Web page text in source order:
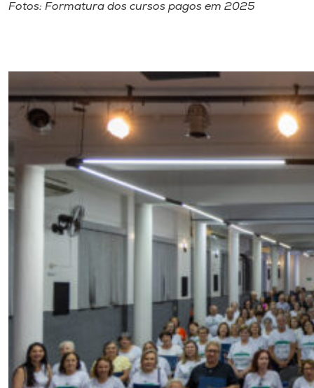
Fotos: Formatura dos cursos pagos em 2025